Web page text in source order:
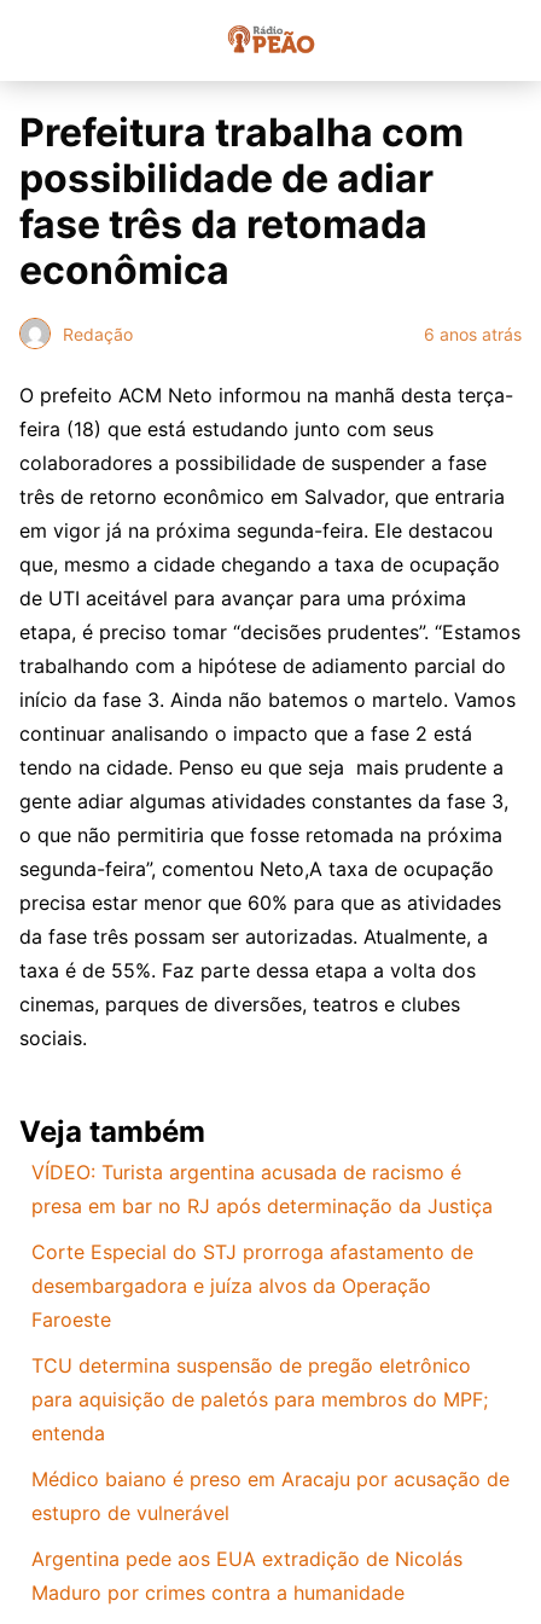
Prefeitura trabalha com
possibilidade de adiar
fase três da retomada
econômica
Redação 6 anos atrás
O prefeito ACM Neto informou na manhã desta terça-
feira (18) que está estudando junto com seus
colaboradores a possibilidade de suspender a fase
três de retorno econômico em Salvador, que entraria
em vigor já na próxima segunda-feira. Ele destacou
que, mesmo a cidade chegando a taxa de ocupação
de UTI aceitável para avançar para uma próxima
etapa, é preciso tomar “decisões prudentes”. “Estamos
trabalhando com a hipótese de adiamento parcial do
início da fase 3. Ainda não batemos o martelo. Vamos
continuar analisando o impacto que a fase 2 está
tendo na cidade. Penso eu que seja mais prudente a
gente adiar algumas atividades constantes da fase 3,
o que não permitiria que fosse retomada na próxima
segunda-feira”, comentou Neto,A taxa de ocupação
precisa estar menor que 60% para que as atividades
da fase três possam ser autorizadas. Atualmente, a
taxa é de 55%. Faz parte dessa etapa a volta dos
cinemas, parques de diversões, teatros e clubes
sociais.
Veja também
VÍDEO: Turista argentina acusada de racismo é
presa em bar no RJ após determinação da Justiça
Corte Especial do STJ prorroga afastamento de
desembargadora e juíza alvos da Operação
Faroeste
TCU determina suspensão de pregão eletrônico
para aquisição de paletós para membros do MPF;
entenda
Médico baiano é preso em Aracaju por acusação de
estupro de vulnerável
Argentina pede aos EUA extradição de Nicolás
Maduro por crimes contra a humanidade